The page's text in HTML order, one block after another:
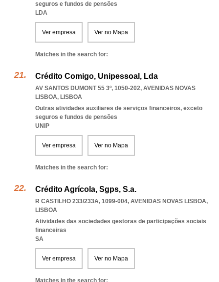
seguros e fundos de pensões
LDA
Ver empresa Ver no Mapa
Matches in the search for:
Crédito Comigo, Unipessoal, Lda
AV SANTOS DUMONT 55 3º, 1050-202, AVENIDAS NOVAS
LISBOA, LISBOA
Outras atividades auxiliares de serviços financeiros, exceto
seguros e fundos de pensões
UNIP
Ver empresa Ver no Mapa
Matches in the search for:
Crédito Agrícola, Sgps, S.a.
R CASTILHO 233/233A, 1099-004, AVENIDAS NOVAS LISBOA,
LISBOA
Atividades das sociedades gestoras de participações sociais
financeiras
SA
Ver empresa Ver no Mapa
Matches in the search for: